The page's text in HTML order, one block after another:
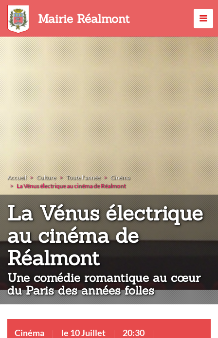
Aller
contenu
principal
Mairie Réalmont
Accueil Culture Toute l'année
Cinéma
La Vénus électrique au cinéma de Réalmont
La Vénus électrique
au cinéma de
Réalmont:
Une comédie romantique au cœur
du Paris des années folles
Cinéma le 10 Juillet
20:30